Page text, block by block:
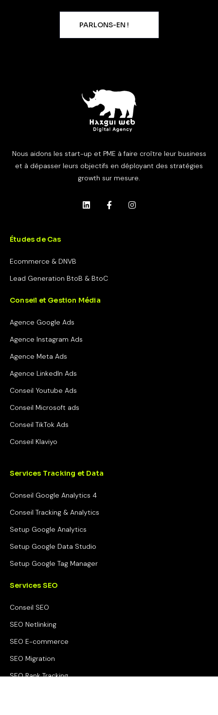
PARLONS-EN !
Nous aidons les start-up et PME à faire croître leur business
et à dépasser leurs objectifs en déployant des stratégies
growth sur mesure.
Études de Cas
Ecommerce & DNVB
Lead Generation BtoB & BtoC
Conseil et Gestion Média
Agence Google Ads
Agence Instagram Ads
Agence Meta Ads
Agence LinkedIn Ads
Conseil Youtube Ads
Conseil Microsoft ads
Conseil TikTok Ads
Conseil Klaviyo
Services Tracking et Data
Conseil Google Analytics 4
Conseil Tracking & Analytics
Setup Google Analytics
Setup Google Data Studio
Setup Google Tag Manager
Services SEO
Conseil SEO
SEO Netlinking
SEO E-commerce
SEO Migration
SEO Rank Tracking